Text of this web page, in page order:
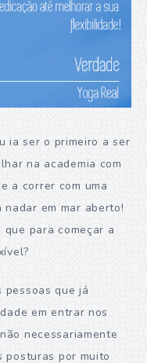
ia ser o primeiro a ser
na academia com
a correr com uma
nadar em mar aberto!
para começar a
pessoas que já
em entrar nos
necessariamente
posturas por muito